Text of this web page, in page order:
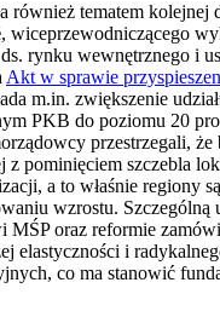
również tematem kolejnej
, wiceprzewodniczącego
rynku wewnętrznego i
Akt w sprawie
m.in. zwiększenie
PKB do poziomu 20
przestrzegali,
z pominięciem szczebla
a to właśnie regiony
wzrostu. Szczególną
MŚP oraz reformie
elastyczności i
co ma stanowić